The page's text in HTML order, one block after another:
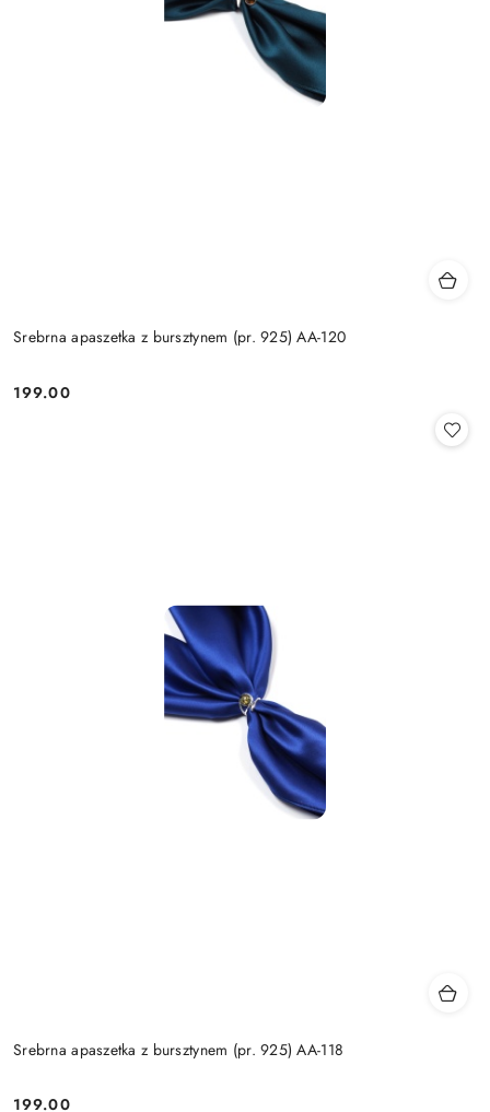
Srebrna apaszetka z bursztynem (pr. 925) AA-120
Cena:
199.00
Srebrna apaszetka z bursztynem (pr. 925) AA-118
199.00